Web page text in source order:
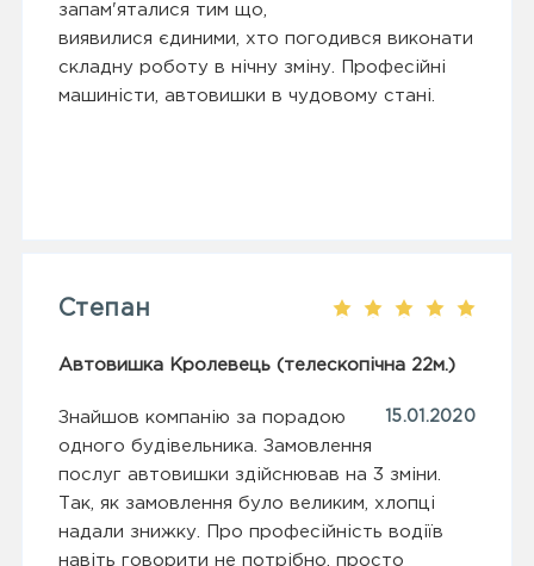
запам'яталися тим що,
виявилися єдиними, хто погодився виконати
складну роботу в нічну зміну. Професійні
машиністи, автовишки в чудовому стані.
Степан
Автовишка Кролевець (телескопічна 22м.)
15.01.2020
Знайшов компанію за порадою
одного будівельника. Замовлення
послуг автовишки здійснював на 3 зміни.
Так, як замовлення було великим, хлопці
надали знижку. Про професійність водіїв
навіть говорити не потрібно, просто